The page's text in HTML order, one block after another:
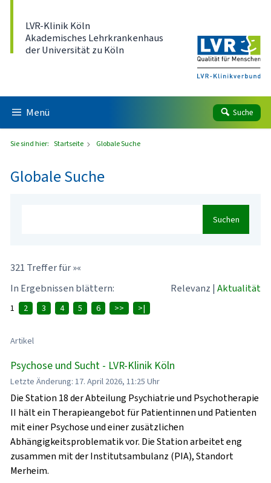
LVR-Klinik Köln
Akademisches Lehrkrankenhaus
der Universität zu Köln
Menü Suche
Sie sind hier: Startseite Globale Suche
Globale Suche
Suchen
321 Treffer für »«
In Ergebnissen blättern:
Relevanz | Aktualität
1 2 3 4 5 6 >> >|
Artikel
Psychose und Sucht - LVR-Klinik Köln
Letzte Änderung: 17. April 2026, 11:25 Uhr
Die Station 18 der Abteilung Psychiatrie und Psychotherapie
II hält ein Therapieangebot für Patientinnen und Patienten
mit einer Psychose und einer zusätzlichen
Abhängigkeitsproblematik vor. Die Station arbeitet eng
zusammen mit der Institutsambulanz (PIA), Standort
Merheim.